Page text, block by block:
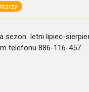
sezon letni lipiec-
telefonu 886-116-457.